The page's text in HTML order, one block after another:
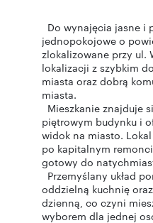
Do wynajęcia jasne i
jednopokojowe o
zlokalizowane przy ul.
lokalizacji z szybkim
miasta oraz dobrą
miasta.
Mieszkanie znajduje
piętrowym budynku i
widok na miasto.
po kapitalnym
gotowy do
Przemyślany układ
oddzielną kuchnię
dzienną, co czyni
wyborem dla jednej